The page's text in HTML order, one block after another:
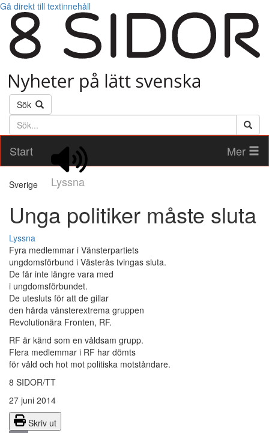
Gå direkt till textinnehåll
Sök
Söktext
Start
Lyssna
Mer
Sverige
Unga politiker måste sluta
Lyssna
Fyra medlemmar i Vänsterpartiets
ungdomsförbund i Västerås tvingas sluta.
De får inte längre vara med
i ungdomsförbundet.
De utesluts för att de gillar
den hårda vänsterextrema gruppen
Revolutionära Fronten, RF.
RF är känd som en våldsam grupp.
Flera medlemmar i RF har dömts
för våld och hot mot politiska motståndare.
8 SIDOR/TT
27 juni 2014
Skriv ut